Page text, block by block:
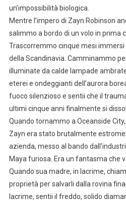
un’impossibilità biologica.
Mentre l’impero di Zayn Robinson
salimmo a bordo di un volo in prima
Trascorremmo cinque mesi
della Scandinavia. Camminammo
illuminate da calde lampade
eterei e ondeggianti dell’aurora
fuoco silenzioso e sentii che il
ultimi cinque anni finalmente si
Quando tornammo a Oceanside
Zayn era stato brutalmente
azienda, messo al bando
Maya furiosa. Era un fantasma che
Quando sua madre, in lacrime,
proprietà per salvarli dalla rovina
lacrime, sentii il freddo, solido